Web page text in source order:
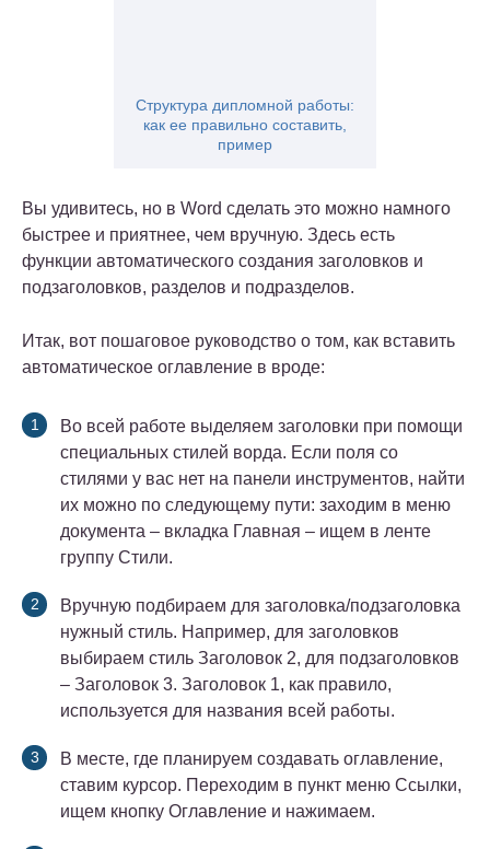
Структура дипломной работы:
как ее правильно составить,
пример
Вы удивитесь, но в Word сделать это можно намного
быстрее и приятнее, чем вручную. Здесь есть
функции автоматического создания заголовков и
подзаголовков, разделов и подразделов.
Итак, вот пошаговое руководство о том, как вставить
автоматическое оглавление в вроде:
Во всей работе выделяем заголовки при помощи
специальных стилей ворда. Если поля со
стилями у вас нет на панели инструментов, найти
их можно по следующему пути: заходим в меню
документа – вкладка Главная – ищем в ленте
группу Стили.
Вручную подбираем для заголовка/подзаголовка
нужный стиль. Например, для заголовков
выбираем стиль Заголовок 2, для подзаголовков
– Заголовок 3. Заголовок 1, как правило,
используется для названия всей работы.
В месте, где планируем создавать оглавление,
ставим курсор. Переходим в пункт меню Ссылки,
ищем кнопку Оглавление и нажимаем.